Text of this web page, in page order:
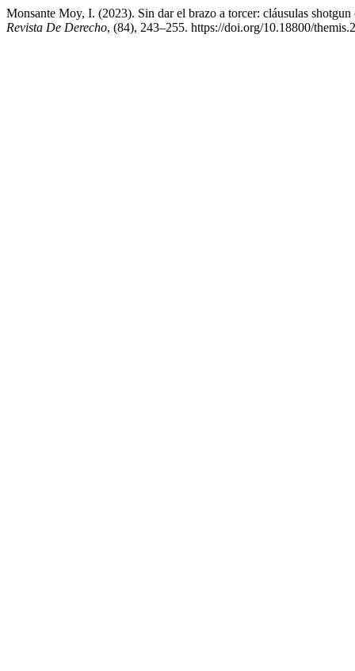
Monsante Moy, I. (2023). Sin dar el brazo a torcer: cláusulas
Revista De Derecho, (84), 243–255. https://doi.org/10.18800/